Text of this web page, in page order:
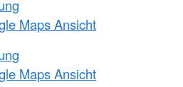
Maps Ansicht
Maps Ansicht